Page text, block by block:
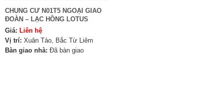
CHUNG CƯ N01T5 NGOẠI GIAO
ĐOÀN – LẠC HỒNG LOTUS
Giá: Liên hệ
Vị trí: Xuân Tảo, Bắc Từ Liêm
Bàn giao nhà: Đã bàn giao